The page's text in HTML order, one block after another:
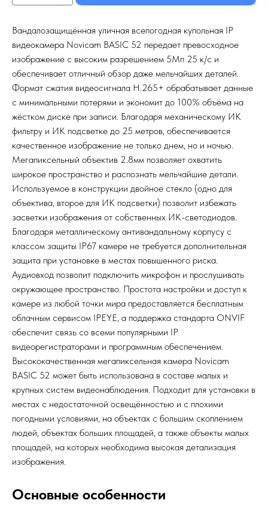
Вандалозащищённая уличная всепогодная купольная IP
видеокамера Novicam BASIC 52 передает превосходное
изображение с высоким разрешением 5Мп 25 к/с и
обеспечивает отличный обзор даже мельчайших деталей.
Формат сжатия видеосигнала H.265+ обрабатывает данные
с минимальными потерями и экономит до 100% объёма на
жёстком диске при записи. Благодаря механическому ИК
фильтру и ИК подсветке до 25 метров, обеспечивается
качественное изображение не только днем, но и ночью.
Мегапиксельный объектив 2.8мм позволяет охватить
широкое пространство и распознать мельчайшие детали.
Используемое в конструкции двойное стекло (одно для
объектива, второе для ИК подсветки) позволит избежать
засветки изображения от собственных ИК-светодиодов.
Благодаря металлическому антивандальному корпусу с
классом защиты IP67 камере не требуется дополнительная
защита при установке в местах повышенного риска.
Аудиовход позволит подключить микрофон и прослушивать
окружающее пространство. Простота настройки и доступ к
камере из любой точки мира предоставляется бесплатным
облачным сервисом IPEYE, а поддержка стандарта ONVIF
обеспечит связь со всеми популярными IP
видеорегистраторами и программным обеспечением.
Высококачественная мегапиксельная камера Novicam
BASIC 52 может быть использована в составе малых и
крупных систем видеонаблюдения. Подходит для установки в
местах с недостаточной освещённостью и с плохими
погодными условиями, на объектах с большим скоплением
людей, объектах больших площадей, а также объекты малых
площадей, на которых необходима высокая детализация
изображения.
Основные особенности